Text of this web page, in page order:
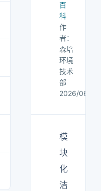
百
科
作
者：
森培
环境
技术
部
2026/06/02
模
块
化
洁